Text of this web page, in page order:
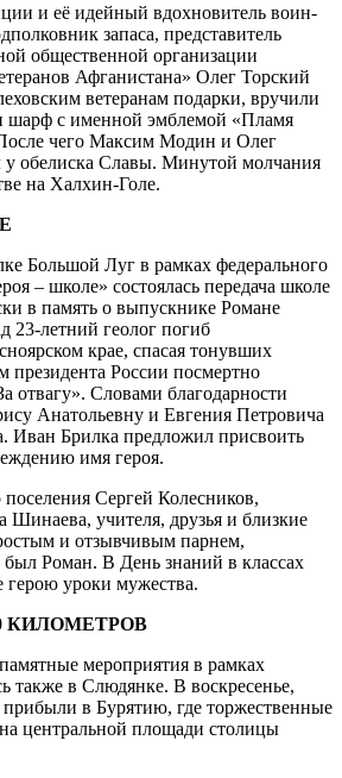
и её идейный вдохновитель воин-
запаса, представитель
общественной организации
Афганистана» Олег Торский
ветеранам подарки, вручили
шарф с именной эмблемой «Пламя
чего Максим Модин и Олег
у обелиска Славы. Минутой молчания
на Халхин-Голе.
Большой Луг в рамках федерального
– школе» состоялась передача школе
в память о выпускнике Романе
23-летний геолог погиб
крае, спасая тонувших
президента России посмертно
отвагу». Словами благодарности
Анатольевну и Евгения Петровича
Иван Брилка предложил присвоить
имя героя.
поселения Сергей Колесников,
Шинаева, учителя, друзья и близкие
и отзывчивым парнем,
Роман. В День знаний в классах
уроки мужества.
КИЛОМЕТРОВ
мероприятия в рамках
также в Слюдянке. В воскресенье,
прибыли в Бурятию, где торжественные
центральной площади столицы